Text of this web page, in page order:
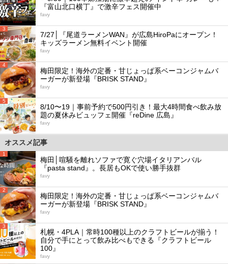
『富山北口横丁』で激辛フェス開催中
favy
3
7/27│『尾道ラーメンWAN』が広島HiroPaにオープン！
キッズラーメン無料イベント開催
favy
4
梅田限定！海外の定番・甘じょっぱ系ベーコンジャムバ
ーガーが新登場『BRISK STAND』
favy
5
8/10〜19｜事前予約で500円引き！最大4時間食べ飲み放
題の夏休みビュッフェ開催『reDine 広島』
favy
オススメ記事
1
梅田│喧騒を離れソファで寛ぐ穴場イタリアンバル
『pasta stand』。長居もOKで使い勝手抜群
favy
2
梅田限定！海外の定番・甘じょっぱ系ベーコンジャムバ
ーガーが新登場『BRISK STAND』
favy
3
札幌・4PLA｜常時100種以上のクラフトビールが揃う！
自分で手にとって飲み比べもできる『クラフトビール
100』
favy